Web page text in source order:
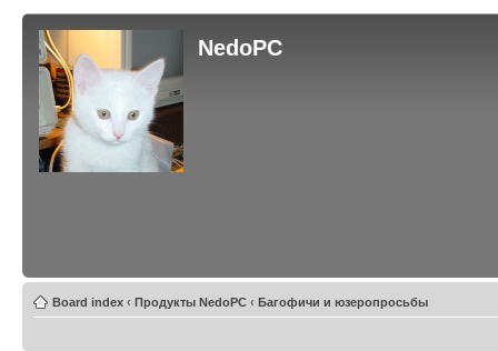
NedoPC
Board index ‹ Продукты NedoPC ‹ Багофичи и юзеропросьбы